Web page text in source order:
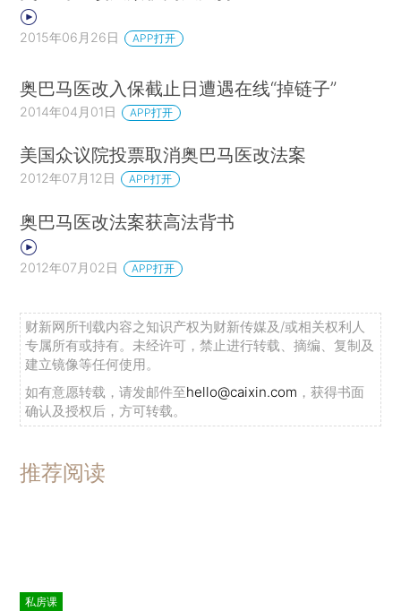
2015年06月26日 APP打开
奥巴马医改入保截止日遭遇在线“掉链子”
2014年04月01日 APP打开
美国众议院投票取消奥巴马医改法案
2012年07月12日 APP打开
奥巴马医改法案获高法背书
2012年07月02日 APP打开
财新网所刊载内容之知识产权为财新传媒及/或相关权利人
专属所有或持有。未经许可，禁止进行转载、摘编、复制及
建立镜像等任何使用。
如有意愿转载，请发邮件至hello@caixin.com ，获得书面
确认及授权后，方可转载。
推荐阅读
私房课